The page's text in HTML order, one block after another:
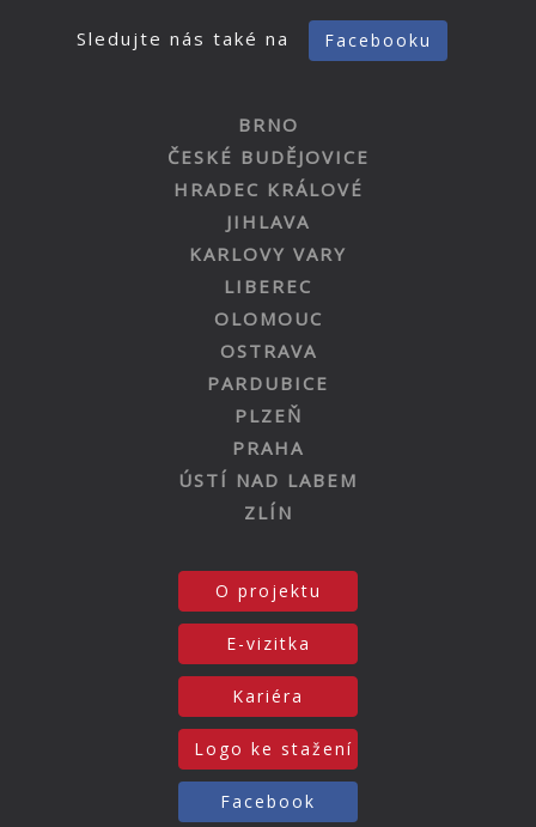
Sledujte nás také na Facebooku
BRNO
ČESKÉ BUDĚJOVICE
HRADEC KRÁLOVÉ
JIHLAVA
KARLOVY VARY
LIBEREC
OLOMOUC
OSTRAVA
PARDUBICE
PLZEŇ
PRAHA
ÚSTÍ NAD LABEM
ZLÍN
O projektu
E-vizitka
Kariéra
Logo ke stažení
Facebook